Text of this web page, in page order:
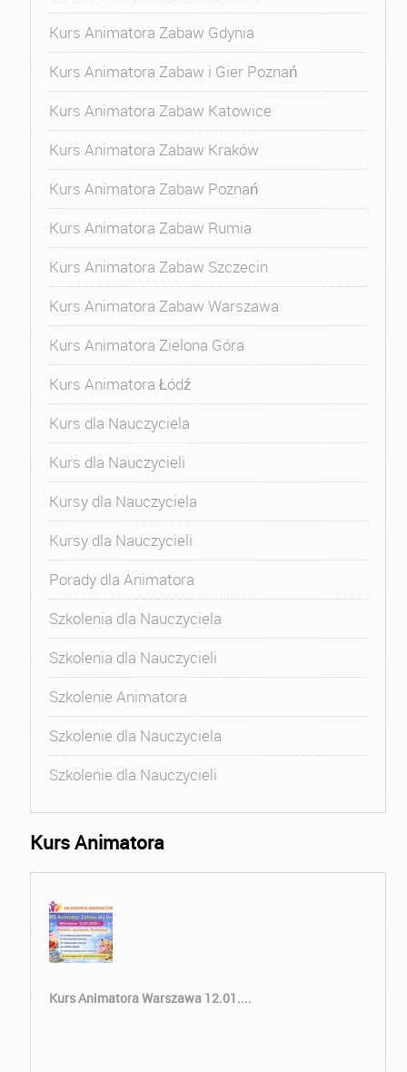
Kurs Animatora Zabaw Gdynia
Kurs Animatora Zabaw i Gier Poznań
Kurs Animatora Zabaw Katowice
Kurs Animatora Zabaw Kraków
Kurs Animatora Zabaw Poznań
Kurs Animatora Zabaw Rumia
Kurs Animatora Zabaw Szczecin
Kurs Animatora Zabaw Warszawa
Kurs Animatora Zielona Góra
Kurs Animatora Łódź
Kurs dla Nauczyciela
Kurs dla Nauczycieli
Kursy dla Nauczyciela
Kursy dla Nauczycieli
Porady dla Animatora
Szkolenia dla Nauczyciela
Szkolenia dla Nauczycieli
Szkolenie Animatora
Szkolenie dla Nauczyciela
Szkolenie dla Nauczycieli
Kurs Animatora
Kurs Animatora Warszawa 12.01....